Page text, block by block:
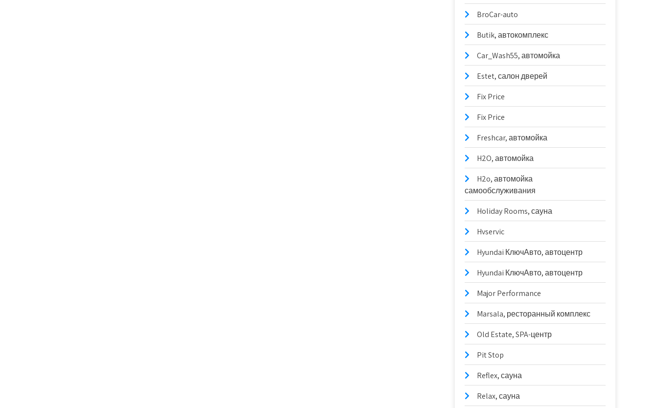
BroCar-auto
Butik, автокомплекс
Car_Wash55, автомойка
Estet, салон дверей
Fix Price
Fix Price
Freshcar, автомойка
H2O, автомойка
H2o, автомойка
самообслуживания
Holiday Rooms, сауна
Hvservic
Hyundai КлючАвто, автоцентр
Hyundai КлючАвто, автоцентр
Major Performance
Marsala, ресторанный комплекс
Old Estate, SPA-центр
Pit Stop
Reflex, сауна
Relax, сауна